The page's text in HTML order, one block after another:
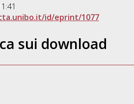
id/eprint/1077
sui download